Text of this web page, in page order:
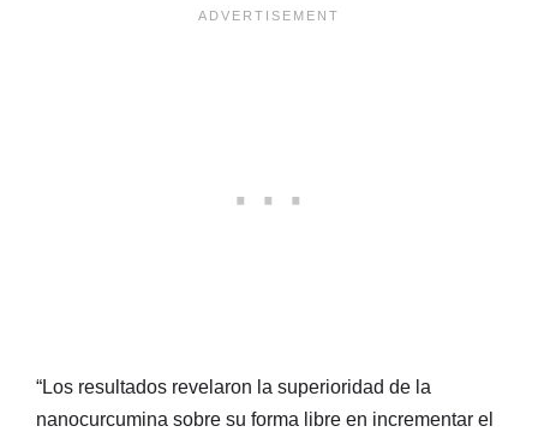
“Los resultados revelaron la superioridad de la
nanocurcumina sobre su forma libre en incrementar el